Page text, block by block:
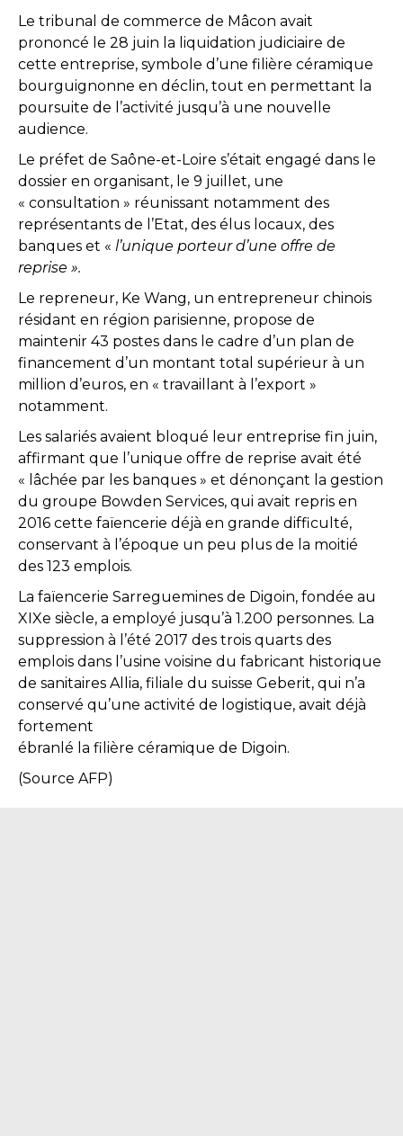
Le tribunal de commerce de Mâcon avait
prononcé le 28 juin la liquidation judiciaire de
cette entreprise, symbole d’une filière céramique
bourguignonne en déclin, tout en permettant la
poursuite de l’activité jusqu’à une nouvelle
audience.
Le préfet de Saône-et-Loire s’était engagé dans le
dossier en organisant, le 9 juillet, une
« consultation » réunissant notamment des
représentants de l’Etat, des élus locaux, des
banques et « l’unique porteur d’une offre de
reprise ».
Le repreneur, Ke Wang, un entrepreneur chinois
résidant en région parisienne, propose de
maintenir 43 postes dans le cadre d’un plan de
financement d’un montant total supérieur à un
million d’euros, en « travaillant à l’export »
notamment.
Les salariés avaient bloqué leur entreprise fin juin,
affirmant que l’unique offre de reprise avait été
« lâchée par les banques » et dénonçant la gestion
du groupe Bowden Services, qui avait repris en
2016 cette faïencerie déjà en grande difficulté,
conservant à l’époque un peu plus de la moitié
des 123 emplois.
La faïencerie Sarreguemines de Digoin, fondée au
XIXe siècle, a employé jusqu’à 1.200 personnes. La
suppression à l’été 2017 des trois quarts des
emplois dans l’usine voisine du fabricant historique
de sanitaires Allia, filiale du suisse Geberit, qui n’a
conservé qu’une activité de logistique, avait déjà
fortement
ébranlé la filière céramique de Digoin.
(Source AFP)